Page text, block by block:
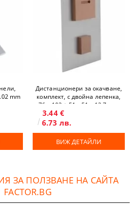
mm
Дистанционери за окачване,
комплект, с двойна лепенка,
76 x 102 + 51 x 51 x 12.7 mm
3.44 €
6.73 лв.
ВИЖ ДЕТАЙЛИ
ЗА ПОЛЗВАНЕ НА САЙТА
FACTOR.BG